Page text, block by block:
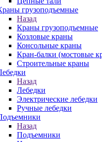
грузоподъемные
Назад
Краны грузоподъемные
Козловые краны
Консольные краны
Кран-балки (мостовые
Строительные краны
Назад
Лебедки
Электрические лебедки
Ручные лебедки
Назад
Подъемники